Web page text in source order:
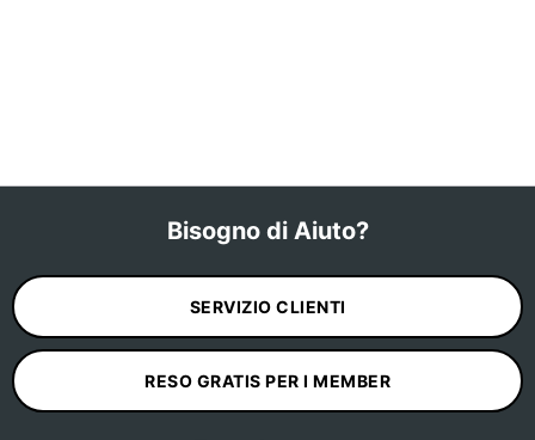
Bisogno di Aiuto?
SERVIZIO CLIENTI
RESO GRATIS PER I MEMBER